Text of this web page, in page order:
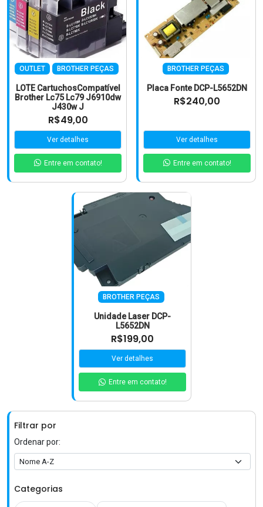
Filtrar por
Ordenar por:
Categorias
OUTLET BROTHER PEÇAS
LOTE CartuchosCompatível
Brother Lc75 Lc79 J6910dw
J430w J
R$49,00
Ver detalhes
Entre em contato!
BROTHER PEÇAS
Placa Fonte DCP-L5652DN
R$240,00
Ver detalhes
Entre em contato!
BROTHER PEÇAS
Unidade Laser DCP-
L5652DN
R$199,00
Ver detalhes
Entre em contato!